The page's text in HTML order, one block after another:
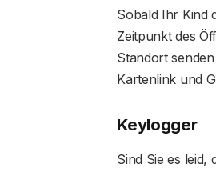
Sobald Ihr Kind
Zeitpunkt des
Standort
Kartenlink und
Keylogger
Sind Sie es leid,